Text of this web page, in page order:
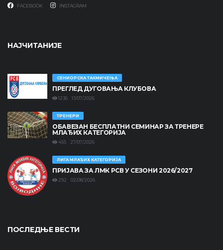
FACEBOOK INSTAGRAM
НАЈЧИТАНИЈЕ
СЕНИОРСКА ТАКМИЧЕЊА
ПРЕГЛЕД ДУГОВАЊА КЛУБОВА
1236 13/07/2026
ТРЕНЕРИ
ОБАВЕЗАН БЕСПЛАТНИ СЕМИНАР ЗА ТРЕНЕРЕ
МЛАЂИХ КАТЕГОРИЈА
455 27/07/2026
ЛИГА МЛАЂИХ КАТЕГОРИЈА
ПРИЈАВА ЗА ЛМК РСВ У СЕЗОНИ 2026/2027
292 02/08/2026
ПОСЛЕДЊЕ ВЕСТИ